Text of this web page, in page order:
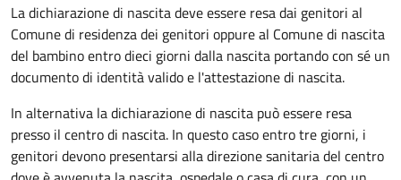
La dichiarazione di nascita deve essere resa dai genitori al
Comune di residenza dei genitori oppure al Comune di nascita
del bambino entro dieci giorni dalla nascita portando con sé un
documento di identità valido e l'attestazione di nascita.
In alternativa la dichiarazione di nascita può essere resa
presso il centro di nascita. In questo caso entro tre giorni, i
genitori devono presentarsi alla direzione sanitaria del centro